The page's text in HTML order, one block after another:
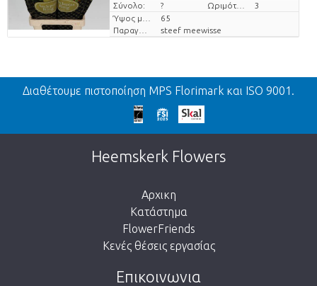
Σύνολο:
?
3
65
Παραγωγός
steef meewisse
Πίσω
We're sorry
This page does not exist. Click on the
button below to return to the shop.
Take me back to the shop
Διαθέτουμε πιστοποίηση MPS Florimark και ISO 9001.
Heemskerk Flowers
Αρχικη
Κατάστημα
FlowerFriends
Κενές θέσεις εργασίας
Επικοινωνια